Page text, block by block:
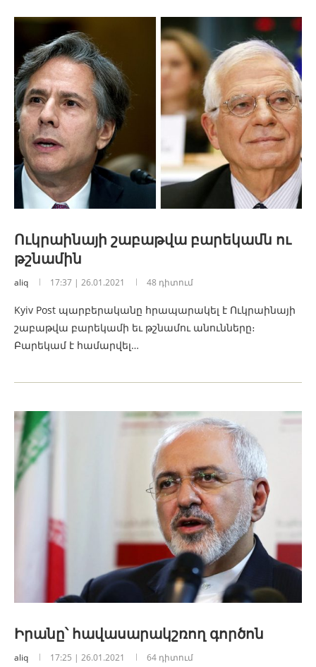
Ուկրաինայի շաբաթվա բարեկամն ու
թշնամին
aliq 17:37 | 26.01.2021 48 դիտում
Kyiv Post պարբերականը հրապարակել է Ուկրաինայի
շաբաթվա բարեկամի եւ թշնամու անունները։
Բարեկամ է համարվել…
Իրանը՝ հավասարակշռող գործոն
aliq 17:25 | 26.01.2021 64 դիտում